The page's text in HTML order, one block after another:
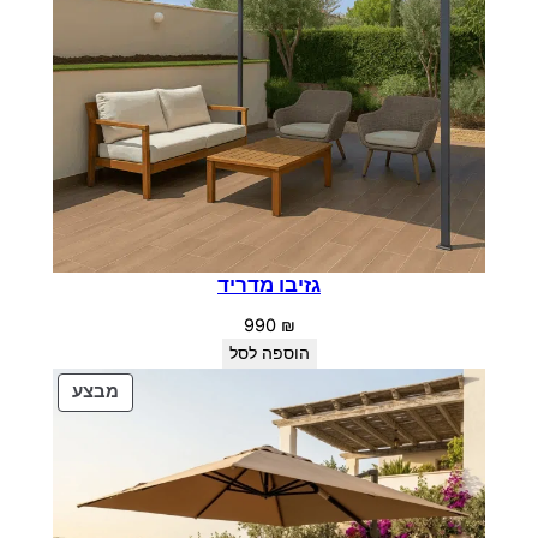
גזיבו מדריד
990 ₪
הוספה לסל
מבצעמוצרים
במבצע